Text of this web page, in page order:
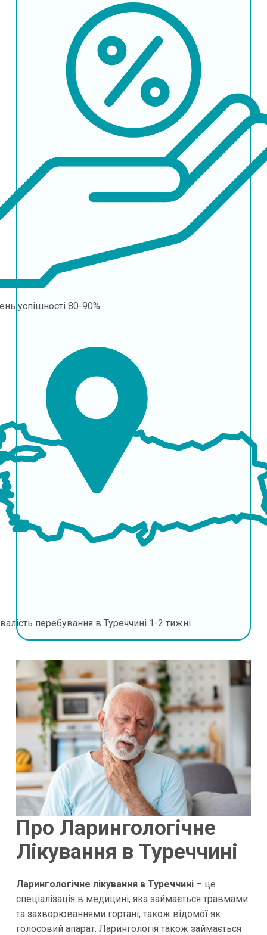
успішності 80-90%
перебування в Туреччині 1-2 тижні
Про Ларингологічне
Лікування в Туреччині
Ларингологічне лікування в Туреччині – це
спеціалізація в медицині, яка займається травмами
та захворюваннями гортані, також відомої як
голосовий апарат. Ларингологія також займається